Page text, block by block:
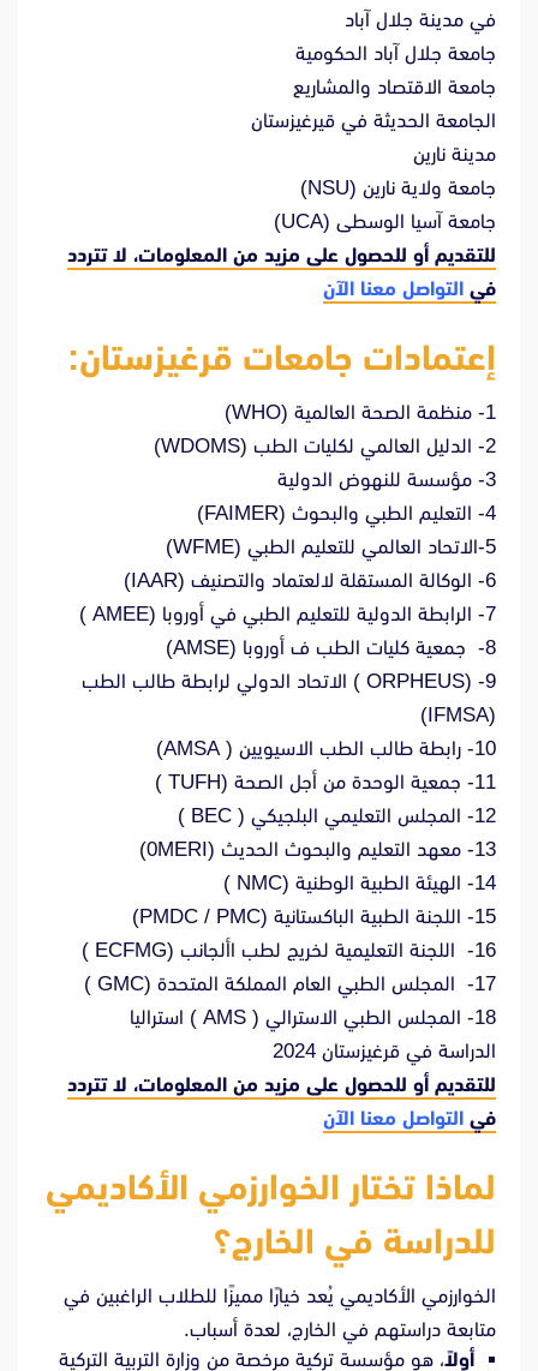
في مدينة جلال آباد
جامعة جلال آباد الحكومية
جامعة الاقتصاد والمشاريع
الجامعة الحديثة في قيرغيزستان
مدينة نارين
جامعة ولاية نارين (NSU)
جامعة آسيا الوسطى (UCA)
للتقديم أو للحصول على مزيد من المعلومات، لا تتردد
في التواصل معنا الآن
إعتمادات جامعات قرغيزستان:
1- منظمة الصحة العالمية (WHO)
2- الدليل العالمي لكليات الطب (WDOMS)
3- مؤسسة للنهوض الدولية
4- التعليم الطبي والبحوث (FAIMER)
5-الاتحاد العالمي للتعليم الطبي (WFME)
6- الوكالة المستقلة لالعتماد والتصنيف (IAAR)
7- الرابطة الدولية للتعليم الطبي في أوروبا (AMEE )
8- جمعية كليات الطب ف أوروبا (AMSE)
9- (ORPHEUS ) الاتحاد الدولي لرابطة طالب الطب
(IFMSA)
10- رابطة طالب الطب الاسيويين ( AMSA)
11- جمعية الوحدة من أجل الصحة (TUFH )
12- المجلس التعليمي البلجيكي ( BEC )
13- معهد التعليم والبحوث الحديث (0MERI)
14- الهيئة الطبية الوطنية (NMC )
15- اللجنة الطبية الباكستانية (PMDC / PMC)
16- اللجنة التعليمية لخريج لطب األجانب (ECFMG )
17- المجلس الطبي العام المملكة المتحدة (GMC )
18- المجلس الطبي الاسترالي ( AMS ) استراليا
الدراسة في قرغيزستان 2024
للتقديم أو للحصول على مزيد من المعلومات، لا تتردد
في التواصل معنا الآن
لماذا تختار الخوارزمي الأكاديمي
للدراسة في الخارج؟
الخوارزمي الأكاديمي يُعد خيارًا مميزًا للطلاب الراغبين في
متابعة دراستهم في الخارج، لعدة أسباب.
أولاً، هو مؤسسة تركية مرخصة من وزارة التربية التركية